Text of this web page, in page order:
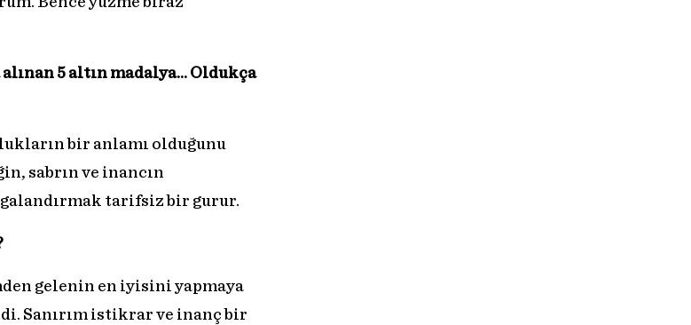
5 altın madalya… Oldukça
bir anlamı olduğunu
sabrın ve inancın
tarifsiz bir gurur.
gelenin en iyisini yapmaya
Sanırım istikrar ve inanç bir